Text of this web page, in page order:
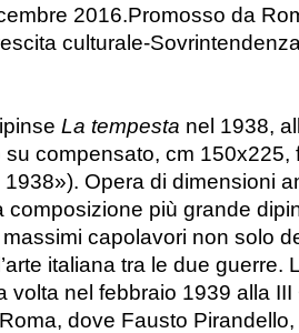
2016.Promosso da
culturale-
La tempesta nel 1938,
su compensato, cm 150x225,
Opera di dimensioni
più grande
capolavori non solo
italiana tra le due guerre.
volta nel febbraio 1939 alla
dove Fausto